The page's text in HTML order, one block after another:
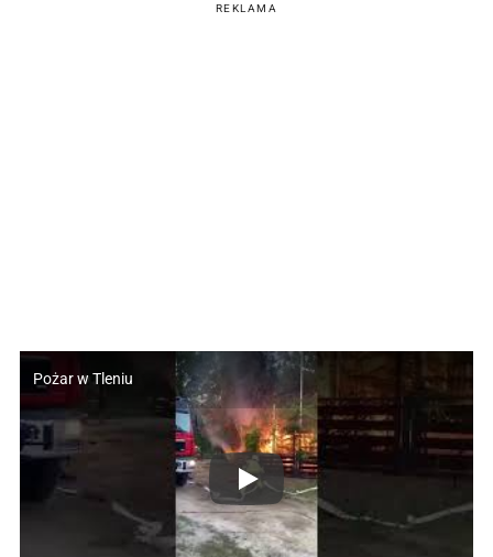
REKLAMA
Pożar w Tleniu